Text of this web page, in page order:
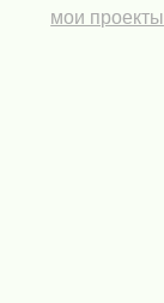
мои проекты